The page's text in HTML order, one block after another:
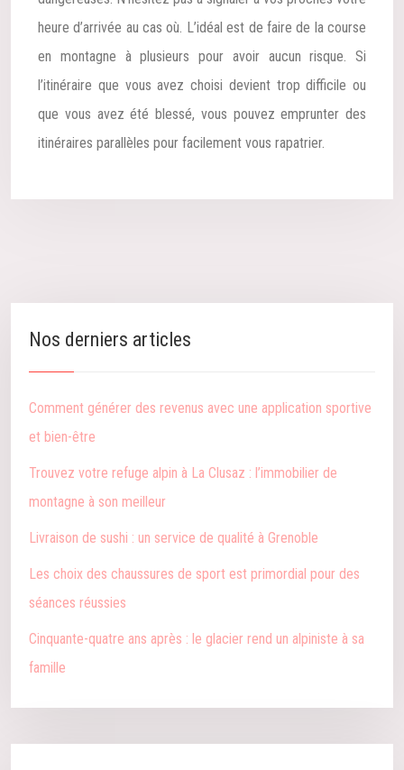
heure d’arrivée au cas où. L’idéal est de faire de la course
en montagne à plusieurs pour avoir aucun risque. Si
l’itinéraire que vous avez choisi devient trop difficile ou
que vous avez été blessé, vous pouvez emprunter des
itinéraires parallèles pour facilement vous rapatrier.
Nos derniers articles
Comment générer des revenus avec une application sportive
et bien-être
Trouvez votre refuge alpin à La Clusaz : l’immobilier de
montagne à son meilleur
Livraison de sushi : un service de qualité à Grenoble
Les choix des chaussures de sport est primordial pour des
séances réussies
Cinquante-quatre ans après : le glacier rend un alpiniste à sa
famille